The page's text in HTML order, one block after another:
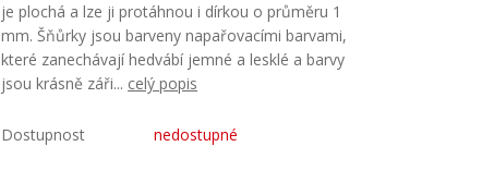
je plochá a lze ji protáhnou i dírkou o průměru 1
mm. Šňůrky jsou barveny napařovacími barvami,
které zanechávají hedvábí jemné a lesklé a barvy
jsou krásně záři... celý popis
Dostupnost nedostupné